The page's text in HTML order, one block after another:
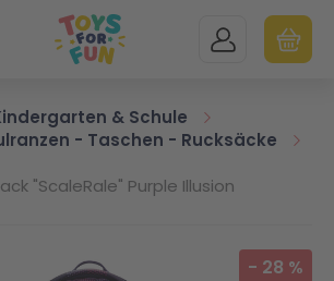
MEIN KONTO
& Schule
- Taschen - Rucksäcke
"ScaleRale" Purple Illusion
springen - 28 %